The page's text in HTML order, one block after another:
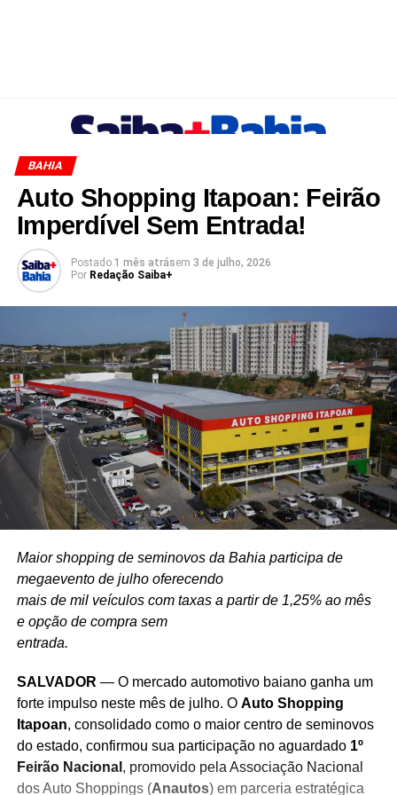
BAHIA
Auto Shopping Itapoan: Feirão
Imperdível Sem Entrada!
Postado 1 mês atrásem 3 de julho, 2026
Por Redação Saiba+
Maior shopping de seminovos da Bahia participa de
megaevento de julho oferecendo
mais de mil veículos com taxas a partir de 1,25% ao mês
e opção de compra sem
entrada.
SALVADOR — O mercado automotivo baiano ganha um
forte impulso neste mês de julho. O Auto Shopping
Itapoan, consolidado como o maior centro de seminovos
do estado, confirmou sua participação no aguardado 1º
Feirão Nacional, promovido pela Associação Nacional
dos Auto Shoppings (Anautos) em parceria estratégica